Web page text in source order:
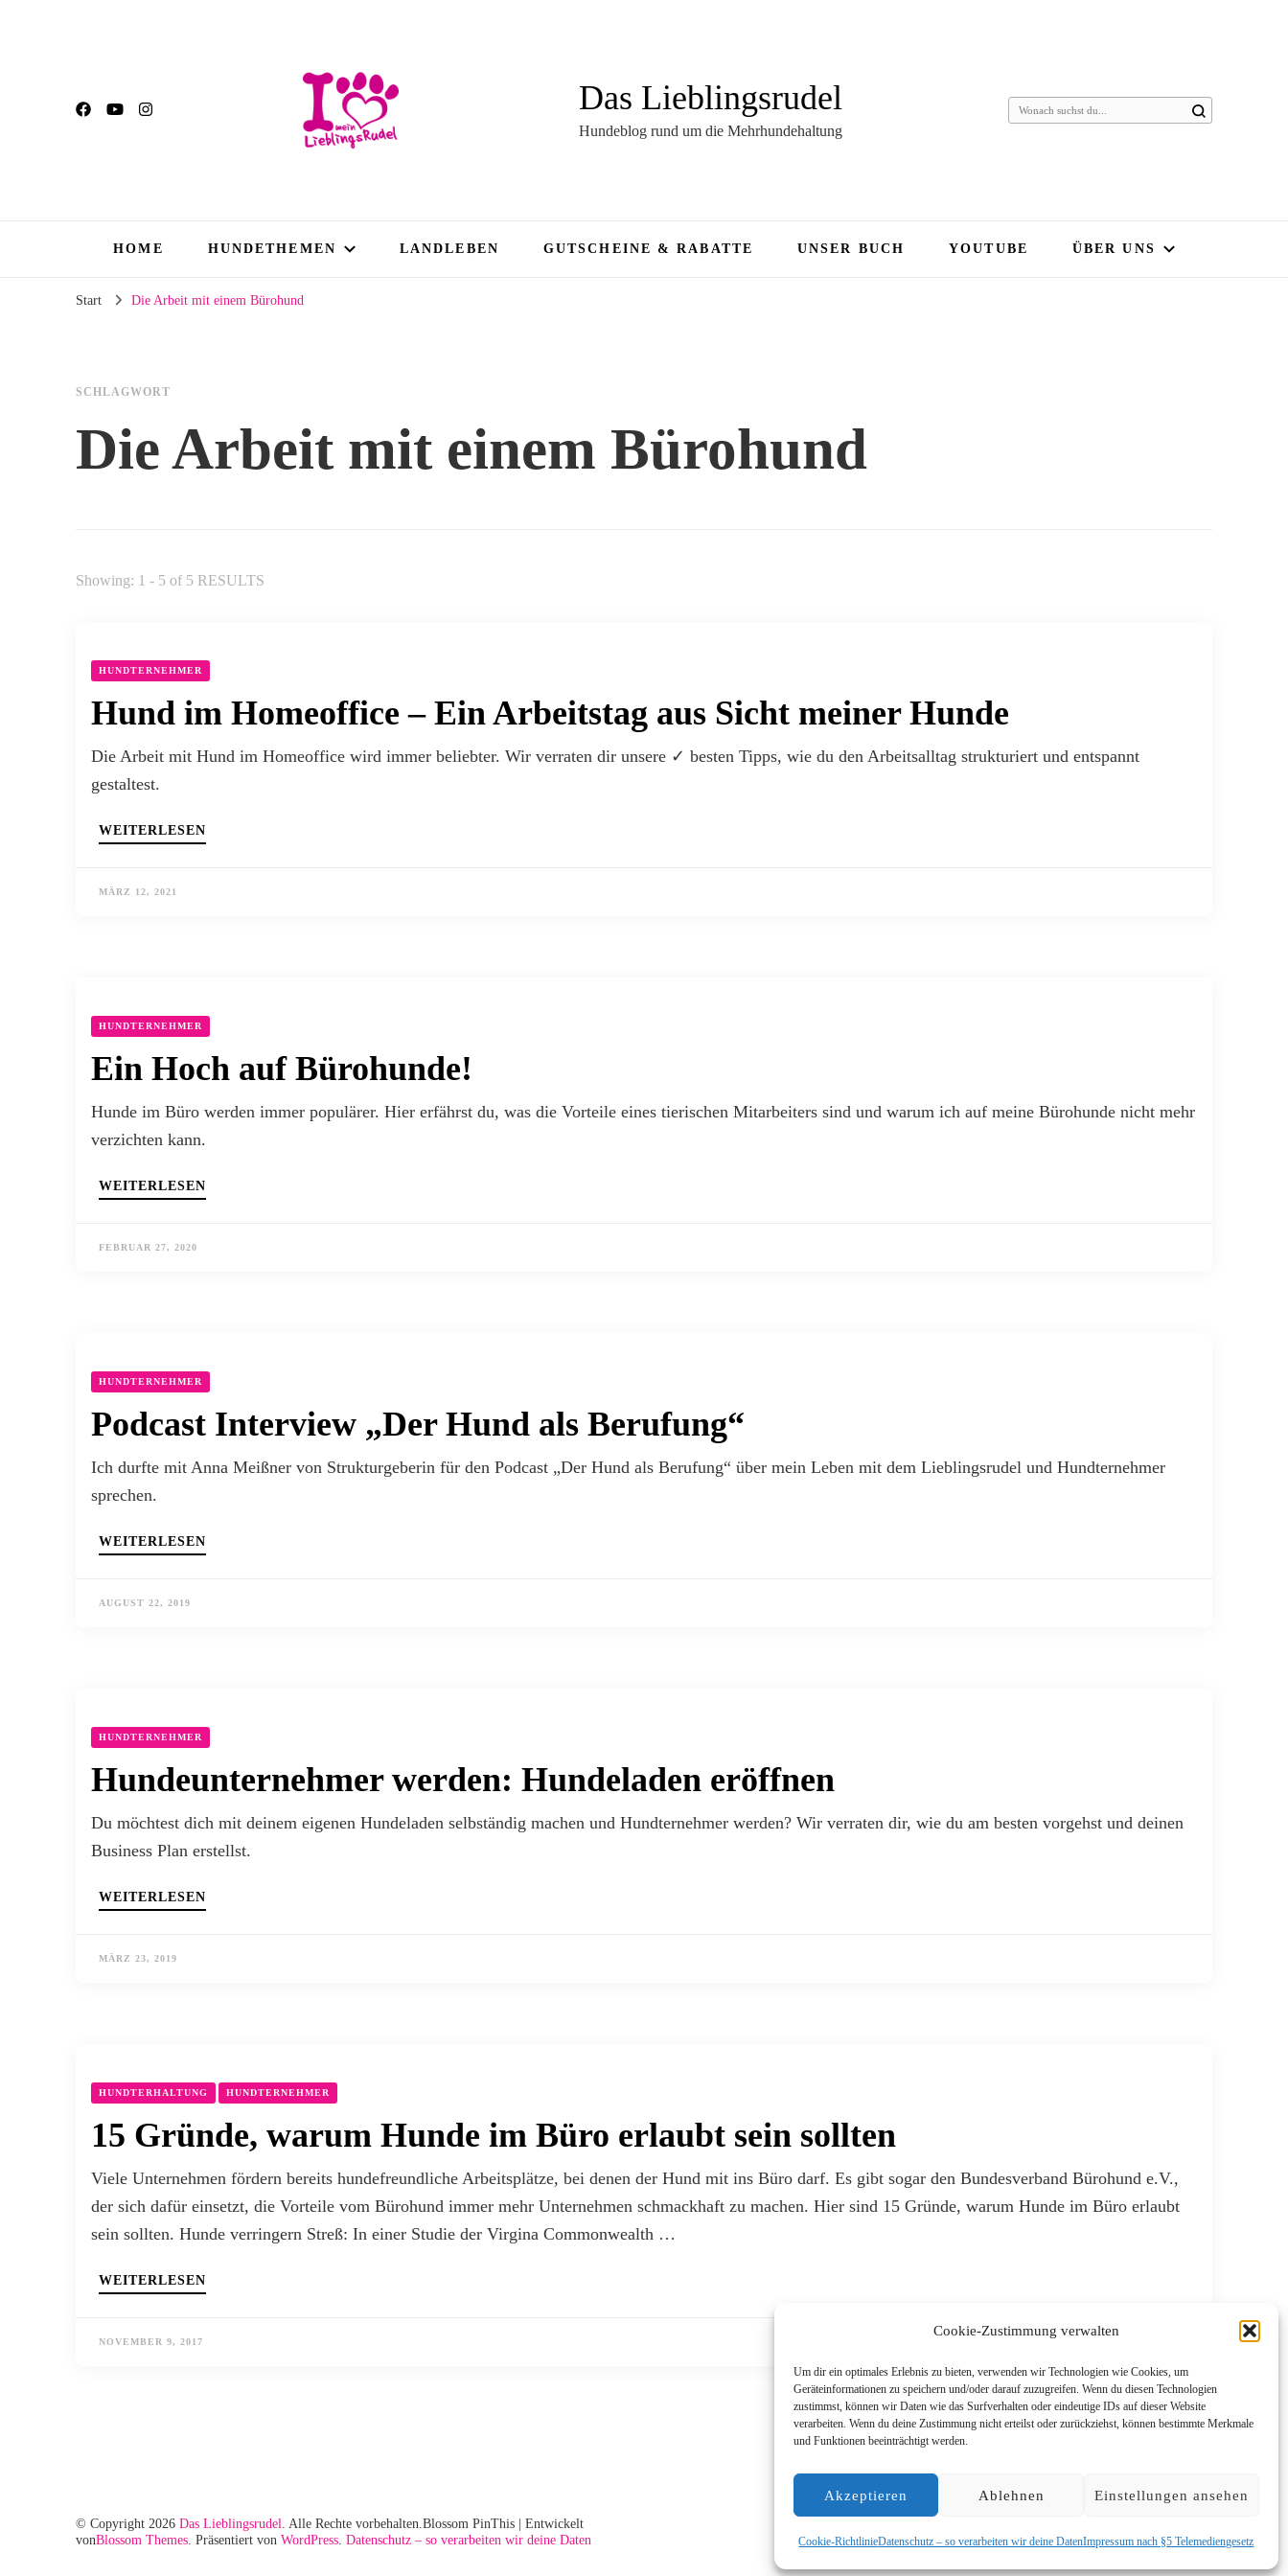
Cookie-Zustimmung verwalten
Um dir ein optimales Erlebnis zu bieten, verwenden wir Technologien wie Cookies, um
Geräteinformationen zu speichern und/oder darauf zuzugreifen. Wenn du diesen Technologien
zustimmst, können wir Daten wie das Surfverhalten oder eindeutige IDs auf dieser Website
verarbeiten. Wenn du deine Zustimmung nicht erteilst oder zurückziehst, können bestimmte Merkmale
und Funktionen beeinträchtigt werden.
Akzeptieren Ablehnen Einstellungen ansehen
Cookie-RichtlinieDatenschutz – so verarbeiten wir deine DatenImpressum nach §5 Telemediengesetz
Das Lieblingsrudel
Hundeblog rund um die Mehrhundehaltung
Suchst
HOME HUNDETHEMEN LANDLEBEN GUTSCHEINE & RABATTE UNSER BUCH YOUTUBE ÜBER UNS
Start Die Arbeit mit einem Bürohund
SCHLAGWORT
Die Arbeit mit einem Bürohund
Showing: 1 - 5 of 5 RESULTS
HUNDTERNEHMER
Hund im Homeoffice – Ein Arbeitstag aus Sicht meiner Hunde
Die Arbeit mit Hund im Homeoffice wird immer beliebter. Wir verraten dir unsere ✓ besten Tipps, wie du den Arbeitsalltag strukturiert und entspannt
gestaltest.
WEITERLESEN
MÄRZ 12, 2021
HUNDTERNEHMER
Ein Hoch auf Bürohunde!
Hunde im Büro werden immer populärer. Hier erfährst du, was die Vorteile eines tierischen Mitarbeiters sind und warum ich auf meine Bürohunde nicht mehr
verzichten kann.
WEITERLESEN
FEBRUAR 27, 2020
HUNDTERNEHMER
Podcast Interview „Der Hund als Berufung“
Ich durfte mit Anna Meißner von Strukturgeberin für den Podcast „Der Hund als Berufung“ über mein Leben mit dem Lieblingsrudel und Hundternehmer
sprechen.
WEITERLESEN
AUGUST 22, 2019
HUNDTERNEHMER
Hundeunternehmer werden: Hundeladen eröffnen
Du möchtest dich mit deinem eigenen Hundeladen selbständig machen und Hundternehmer werden? Wir verraten dir, wie du am besten vorgehst und deinen
Business Plan erstellst.
WEITERLESEN
MÄRZ 23, 2019
HUNDTERHALTUNG HUNDTERNEHMER
15 Gründe, warum Hunde im Büro erlaubt sein sollten
Viele Unternehmen fördern bereits hundefreundliche Arbeitsplätze, bei denen der Hund mit ins Büro darf. Es gibt sogar den Bundesverband Bürohund e.V.,
der sich dafür einsetzt, die Vorteile vom Bürohund immer mehr Unternehmen schmackhaft zu machen. Hier sind 15 Gründe, warum Hunde im Büro erlaubt
sein sollten. Hunde verringern Streß: In einer Studie der Virgina Commonwealth …
WEITERLESEN
NOVEMBER 9, 2017
© Copyright 2026 Das Lieblingsrudel. Alle Rechte vorbehalten.Blossom PinThis | Entwickelt
vonBlossom Themes. Präsentiert von WordPress. Datenschutz – so verarbeiten wir deine Daten